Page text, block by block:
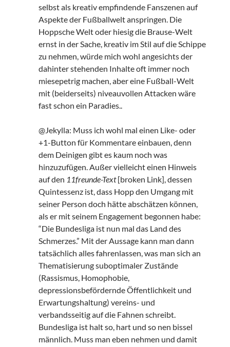
selbst als kreativ empfindende Fanszenen auf
Aspekte der Fußballwelt anspringen. Die
Hoppsche Welt oder hiesig die Brause-Welt
ernst in der Sache, kreativ im Stil auf die Schippe
zu nehmen, würde mich wohl angesichts der
dahinter stehenden Inhalte oft immer noch
miesepetrig machen, aber eine Fußball-Welt
mit (beiderseits) niveauvollen Attacken wäre
fast schon ein Paradies..
@Jekylla: Muss ich wohl mal einen Like- oder
+1-Button für Kommentare einbauen, denn
dem Deinigen gibt es kaum noch was
hinzuzufügen. Außer vielleicht einen Hinweis
auf den 11freunde-Text[broken Link], dessen
Quintessenz ist, dass Hopp den Umgang mit
seiner Person doch hätte abschätzen können,
als er mit seinem Engagement begonnen habe:
“Die Bundesliga ist nun mal das Land des
Schmerzes.” Mit der Aussage kann man dann
tatsächlich alles fahrenlassen, was man sich an
Thematisierung suboptimaler Zustände
(Rassismus, Homophobie,
depressionsbefördernde Öffentlichkeit und
Erwartungshaltung) vereins- und
verbandsseitig auf die Fahnen schreibt.
Bundesliga ist halt so, hart und so nen bissel
männlich. Muss man eben nehmen und damit